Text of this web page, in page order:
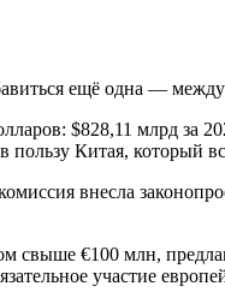
ещё одна —
$828,11 млрд за
Китая, который
внесла
€100 млн,
участие